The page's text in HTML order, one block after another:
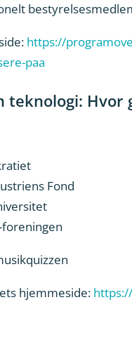
https://
paa
teknologi:
Fond
foreningen
hjemmeside: